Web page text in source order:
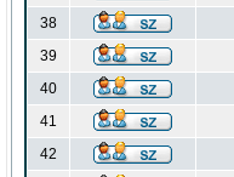
38
39
40
41
42